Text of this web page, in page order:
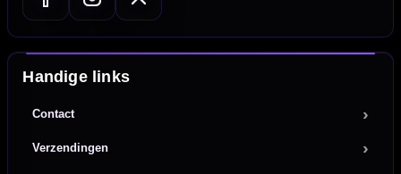
Handige links
Contact
Verzendingen